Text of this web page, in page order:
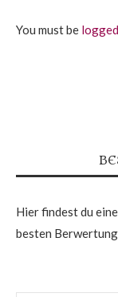
You must be
Hier findest du
besten